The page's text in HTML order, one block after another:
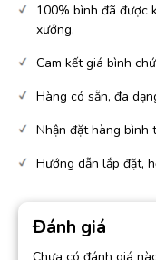
100% bình đã được
xưởng.
Cam kết giá bình
Hàng có sẵn, đa
Nhận đặt hàng bình
Hướng dẫn lắp đặt,
Đánh giá
Chưa có đánh giá